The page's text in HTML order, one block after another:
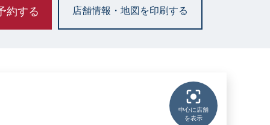
約する 店舗情報・地図を印刷する
中心に店舗
を表示